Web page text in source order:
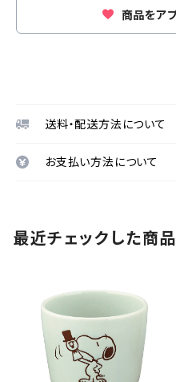
商品をア
送料・配送方法について
お支払い方法について
最近チェックした商品